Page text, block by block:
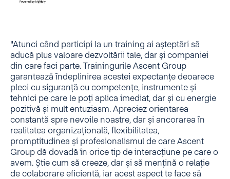
"Atunci când participi la un training ai așteptări să
aducă plus valoare dezvoltării tale, dar și companiei
din care faci parte. Trainingurile Ascent Group
garantează îndeplinirea acestei expectanțe deoarece
pleci cu siguranță cu competențe, instrumente și
tehnici pe care le poți aplica imediat, dar și cu energie
pozitivă și mult entuziasm. Apreciez orientarea
constantă spre nevoile noastre, dar și ancorarea în
realitatea organizațională, flexibilitatea,
promptitudinea și profesionalismul de care Ascent
Group dă dovadă în orice tip de interacțiune pe care o
avem. Știe cum să creeze, dar și să mențină o relație
de colaborare eficientă, iar acest aspect te face să